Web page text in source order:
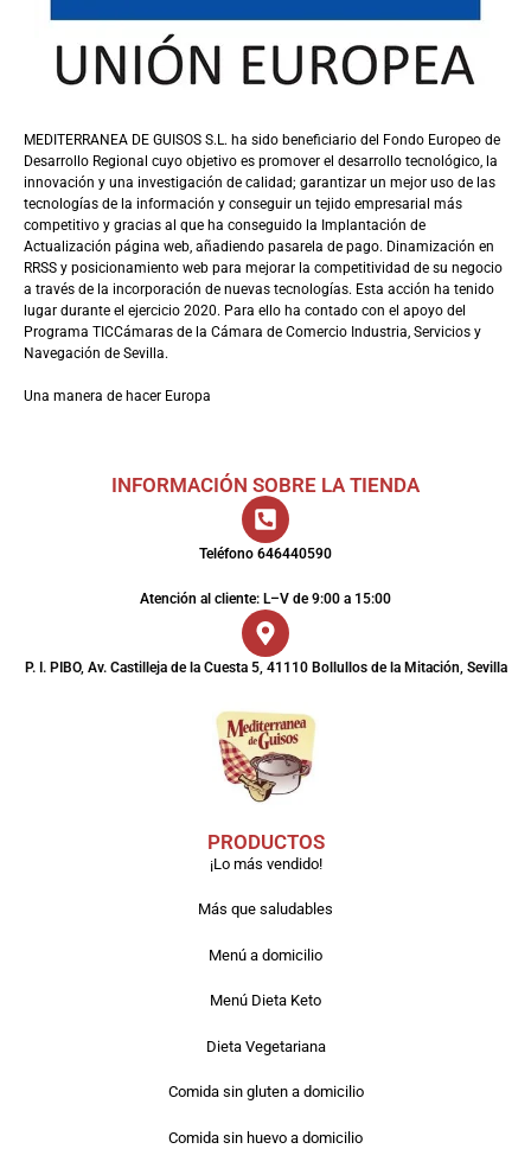
MEDITERRANEA DE GUISOS S.L. ha sido beneficiario del Fondo Europeo de
Desarrollo Regional cuyo objetivo es promover el desarrollo tecnológico, la
innovación y una investigación de calidad; garantizar un mejor uso de las
tecnologías de la información y conseguir un tejido empresarial más
competitivo y gracias al que ha conseguido la Implantación de
Actualización página web, añadiendo pasarela de pago. Dinamización en
RRSS y posicionamiento web para mejorar la competitividad de su negocio
a través de la incorporación de nuevas tecnologías. Esta acción ha tenido
lugar durante el ejercicio 2020. Para ello ha contado con el apoyo del
Programa TICCámaras de la Cámara de Comercio Industria, Servicios y
Navegación de Sevilla.
Una manera de hacer Europa
INFORMACIÓN SOBRE LA TIENDA
Teléfono 646440590
Atención al cliente: L–V de 9:00 a 15:00
P. I. PIBO, Av. Castilleja de la Cuesta 5, 41110 Bollullos de la Mitación, Sevilla
PRODUCTOS
¡Lo más vendido!
Más que saludables
Menú a domicilio
Menú Dieta Keto
Dieta Vegetariana
Comida sin gluten a domicilio
Comida sin huevo a domicilio